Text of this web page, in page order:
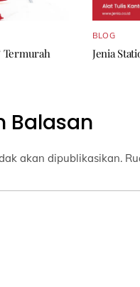
Termurah
BLOG
Jenia
Balasan
akan dipublikasikan.